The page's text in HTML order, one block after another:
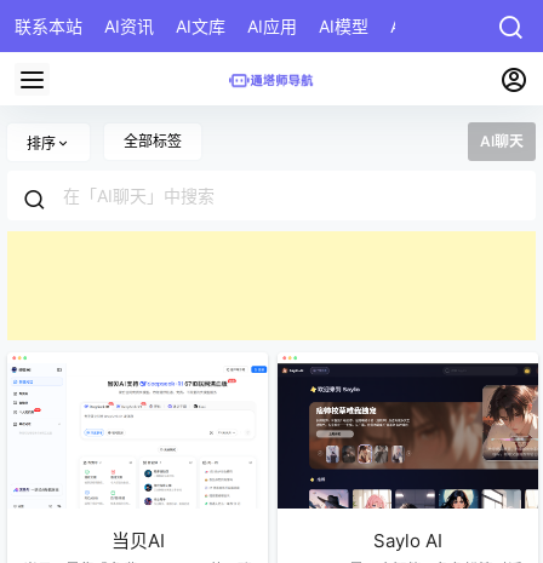
联系本站 AI资讯 AI文库 AI应用 AI模型 AI公司 AI提示词
排序 全部标签 AI聊天
当贝AI Saylo AI